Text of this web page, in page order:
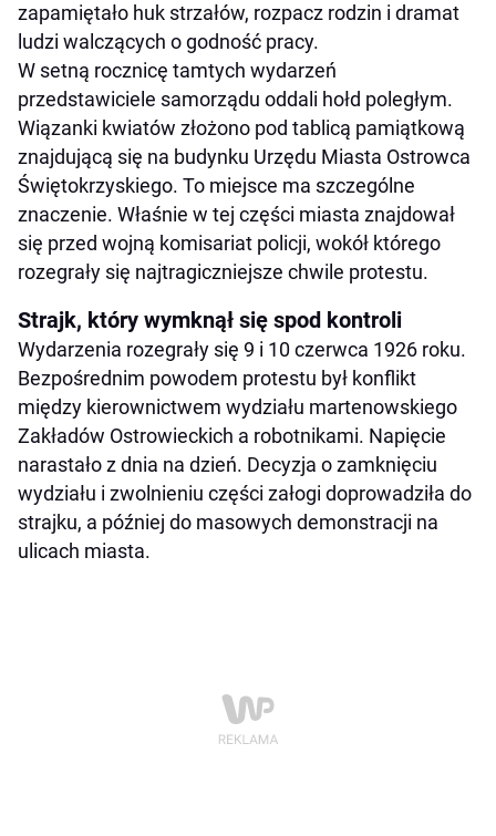
zapamiętało huk strzałów, rozpacz rodzin i dramat
ludzi walczących o godność pracy.
W setną rocznicę tamtych wydarzeń
przedstawiciele samorządu oddali hołd poległym.
Wiązanki kwiatów złożono pod tablicą pamiątkową
znajdującą się na budynku Urzędu Miasta Ostrowca
Świętokrzyskiego. To miejsce ma szczególne
znaczenie. Właśnie w tej części miasta znajdował
się przed wojną komisariat policji, wokół którego
rozegrały się najtragiczniejsze chwile protestu.
Strajk, który wymknął się spod kontroli
Wydarzenia rozegrały się 9 i 10 czerwca 1926 roku.
Bezpośrednim powodem protestu był konflikt
między kierownictwem wydziału martenowskiego
Zakładów Ostrowieckich a robotnikami. Napięcie
narastało z dnia na dzień. Decyzja o zamknięciu
wydziału i zwolnieniu części załogi doprowadziła do
strajku, a później do masowych demonstracji na
ulicach miasta.